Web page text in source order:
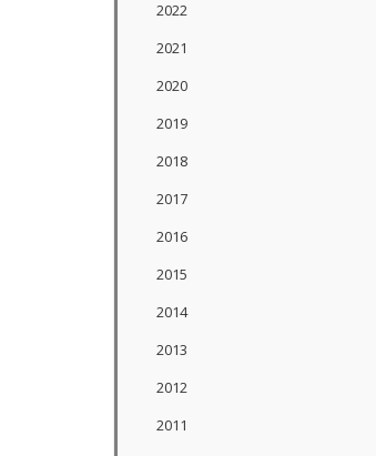
2022
2021
2020
2019
2018
2017
2016
2015
2014
2013
2012
2011